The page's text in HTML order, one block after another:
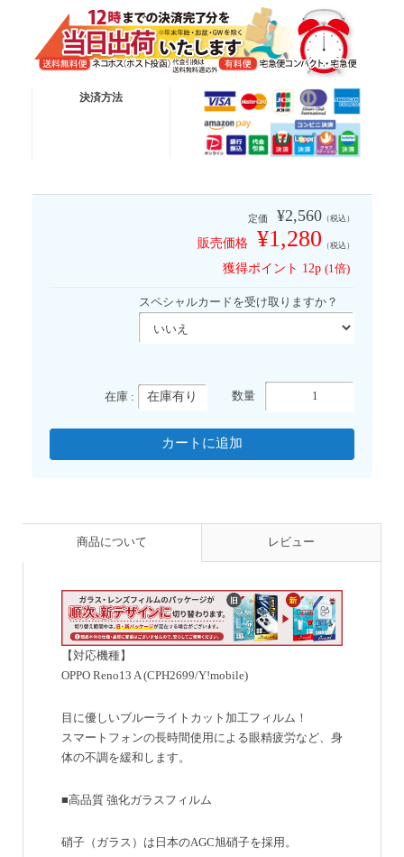
宅急便コンパクト
決済方法
定価 ¥2,560 （税込）
販売価格 ¥1,280 （税込）
獲得ポイント 12p (1倍)
スペシャルカードを受け取りますか？
数量
在庫 : 在庫有り
商品について レビュー
【対応機種】
OPPO Reno13 A (CPH2699/Y!mobile)
目に優しいブルーライトカット加工フィルム！
スマートフォンの長時間使用による眼精疲労など、身
体の不調を緩和します。
■高品質 強化ガラスフィルム
硝子（ガラス）は日本のAGC旭硝子を採用。